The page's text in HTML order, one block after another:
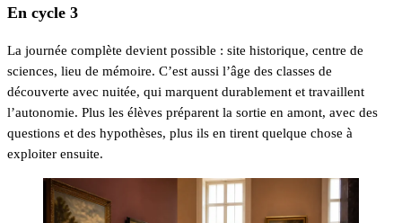
En cycle 3
La journée complète devient possible : site historique, centre de
sciences, lieu de mémoire. C’est aussi l’âge des classes de
découverte avec nuitée, qui marquent durablement et travaillent
l’autonomie. Plus les élèves préparent la sortie en amont, avec des
questions et des hypothèses, plus ils en tirent quelque chose à
exploiter ensuite.